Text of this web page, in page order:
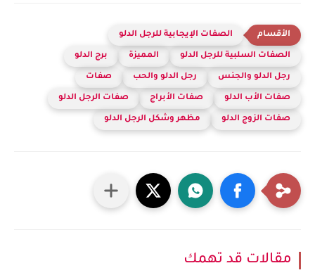
الصفات الإيجابية للرجل الدلو
الصفات السلبية للرجل الدلو المميزة برج الدلو
رجل الدلو والجنس رجل الدلو والحب صفات
صفات الأب الدلو صفات الأبراج صفات الرجل الدلو
صفات الزوج الدلو مظهر وشكل الرجل الدلو
مقالات قد تهمك